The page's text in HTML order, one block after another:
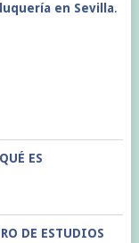
en Sevilla.
ES
DE ESTUDIOS